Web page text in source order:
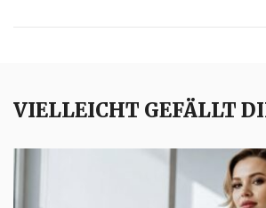
VIELLEICHT GEFÄLLT